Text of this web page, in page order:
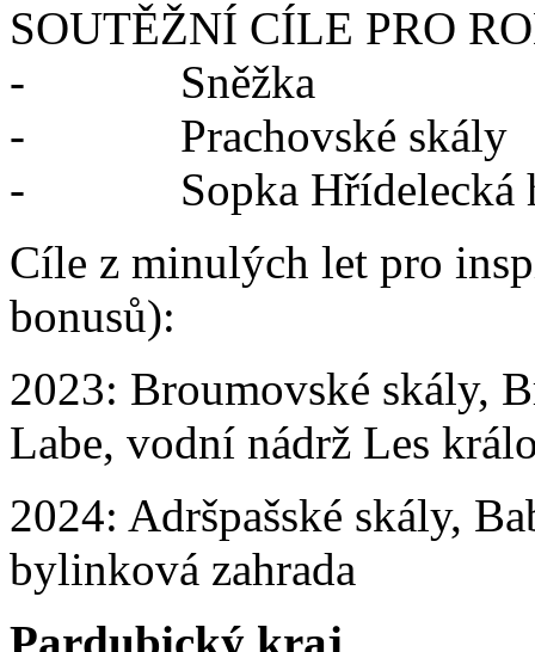
SOUTĚŽNÍ CÍLE PRO
- Sněžka
- Prachovské skály
- Sopka Hřídelecká
Cíle z minulých let pro
bonusů):
2023: Broumovské skály,
Labe, vodní nádrž Les
2024: Adršpašské skály,
bylinková zahrada
Pardubický kraj